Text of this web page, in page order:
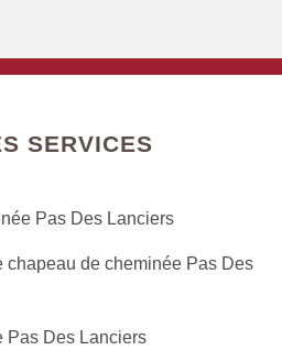
SERVICES
Pas Des Lanciers
chapeau de cheminée Pas Des
Pas Des Lanciers